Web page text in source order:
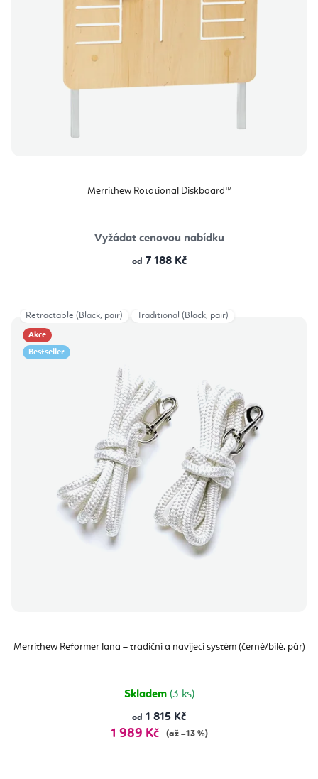
Merrithew Rotational Diskboard™
Vyžádat cenovou nabídku
od 7 188 Kč
Akce
Bestseller
Merrithew Reformer lana – tradiční a navíjecí systém (černé/bílé, pár)
Skladem (3 ks)
od 1 815 Kč
1 989 Kč (až –13 %)
Retractable (Black, pair) Traditional (Black, pair)